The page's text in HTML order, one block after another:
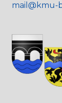
mail@kmu-